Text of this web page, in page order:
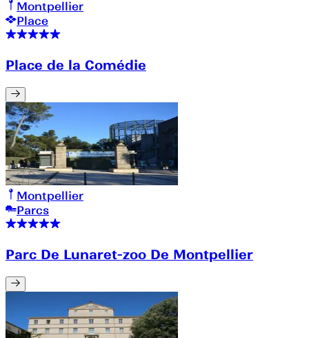
Montpellier
Place
Place de la Comédie
Montpellier
Parcs
Parc De Lunaret-zoo De Montpellier